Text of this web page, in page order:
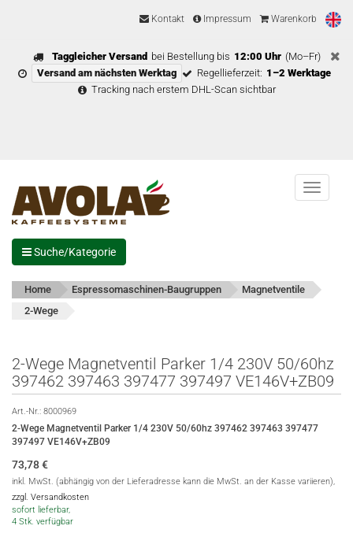
Kontakt Impressum Warenkorb
Taggleicher Versand bei Bestellung bis 12:00 Uhr (Mo–Fr)
Versand am nächsten Werktag
Regellieferzeit: 1–2 Werktage
Tracking nach erstem DHL-Scan sichtbar
Menu
Suche/Kategorie
Home Espressomaschinen-Baugruppen
Magnetventile
2-Wege
2-Wege Magnetventil Parker 1/4 230V 50/60hz
397462 397463 397477 397497 VE146V+ZB09
Art.-Nr.: 8000969
2-Wege Magnetventil Parker 1/4 230V 50/60hz 397462 397463 397477
397497 VE146V+ZB09
73,78€
inkl. MwSt. (abhängig von der Lieferadresse kann die MwSt. an der Kasse variieren),
zzgl. Versandkosten
sofort lieferbar,
4 Stk. verfügbar